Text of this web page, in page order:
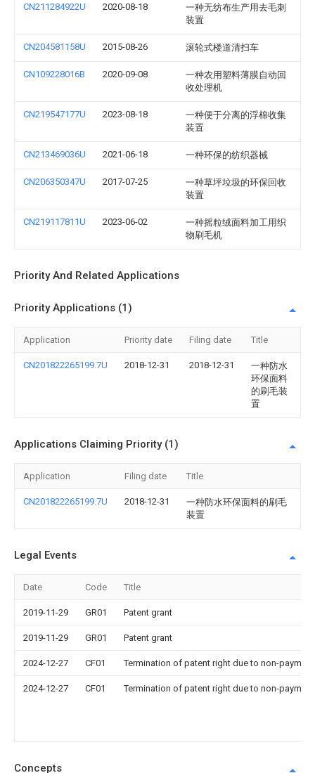
CN211284922U 2020-08-18
一种无纺布生产用去毛刺
装置
CN204581158U 2015-08-26 滚轮式楼道清扫车
CN109228016B 2020-09-08
一种农用塑料薄膜自动回
收处理机
CN219547177U 2023-08-18
一种便于分离的浮棉收集
装置
CN213469036U 2021-06-18 一种环保的纺织器械
CN206350347U 2017-07-25
一种草坪垃圾的环保回收
装置
CN219117811U 2023-06-02
一种摇粒绒面料加工用织
物刷毛机
Priority And Related Applications
Priority Applications (1)
Application Priority date Filing date Title
CN201822265199.7U 2018-12-31 2018-12-31
一种防水
环保面料
的刷毛装
置
Applications Claiming Priority (1)
Application Filing date Title
CN201822265199.7U 2018-12-31
一种防水环保面料的刷毛
装置
Legal Events
Date Code Title
2019-11-29 GR01 Patent grant
2019-11-29 GR01 Patent grant
2024-12-27 CF01 Termination of patent right due to non-
2024-12-27 CF01 Termination of patent right due to non-
Concepts